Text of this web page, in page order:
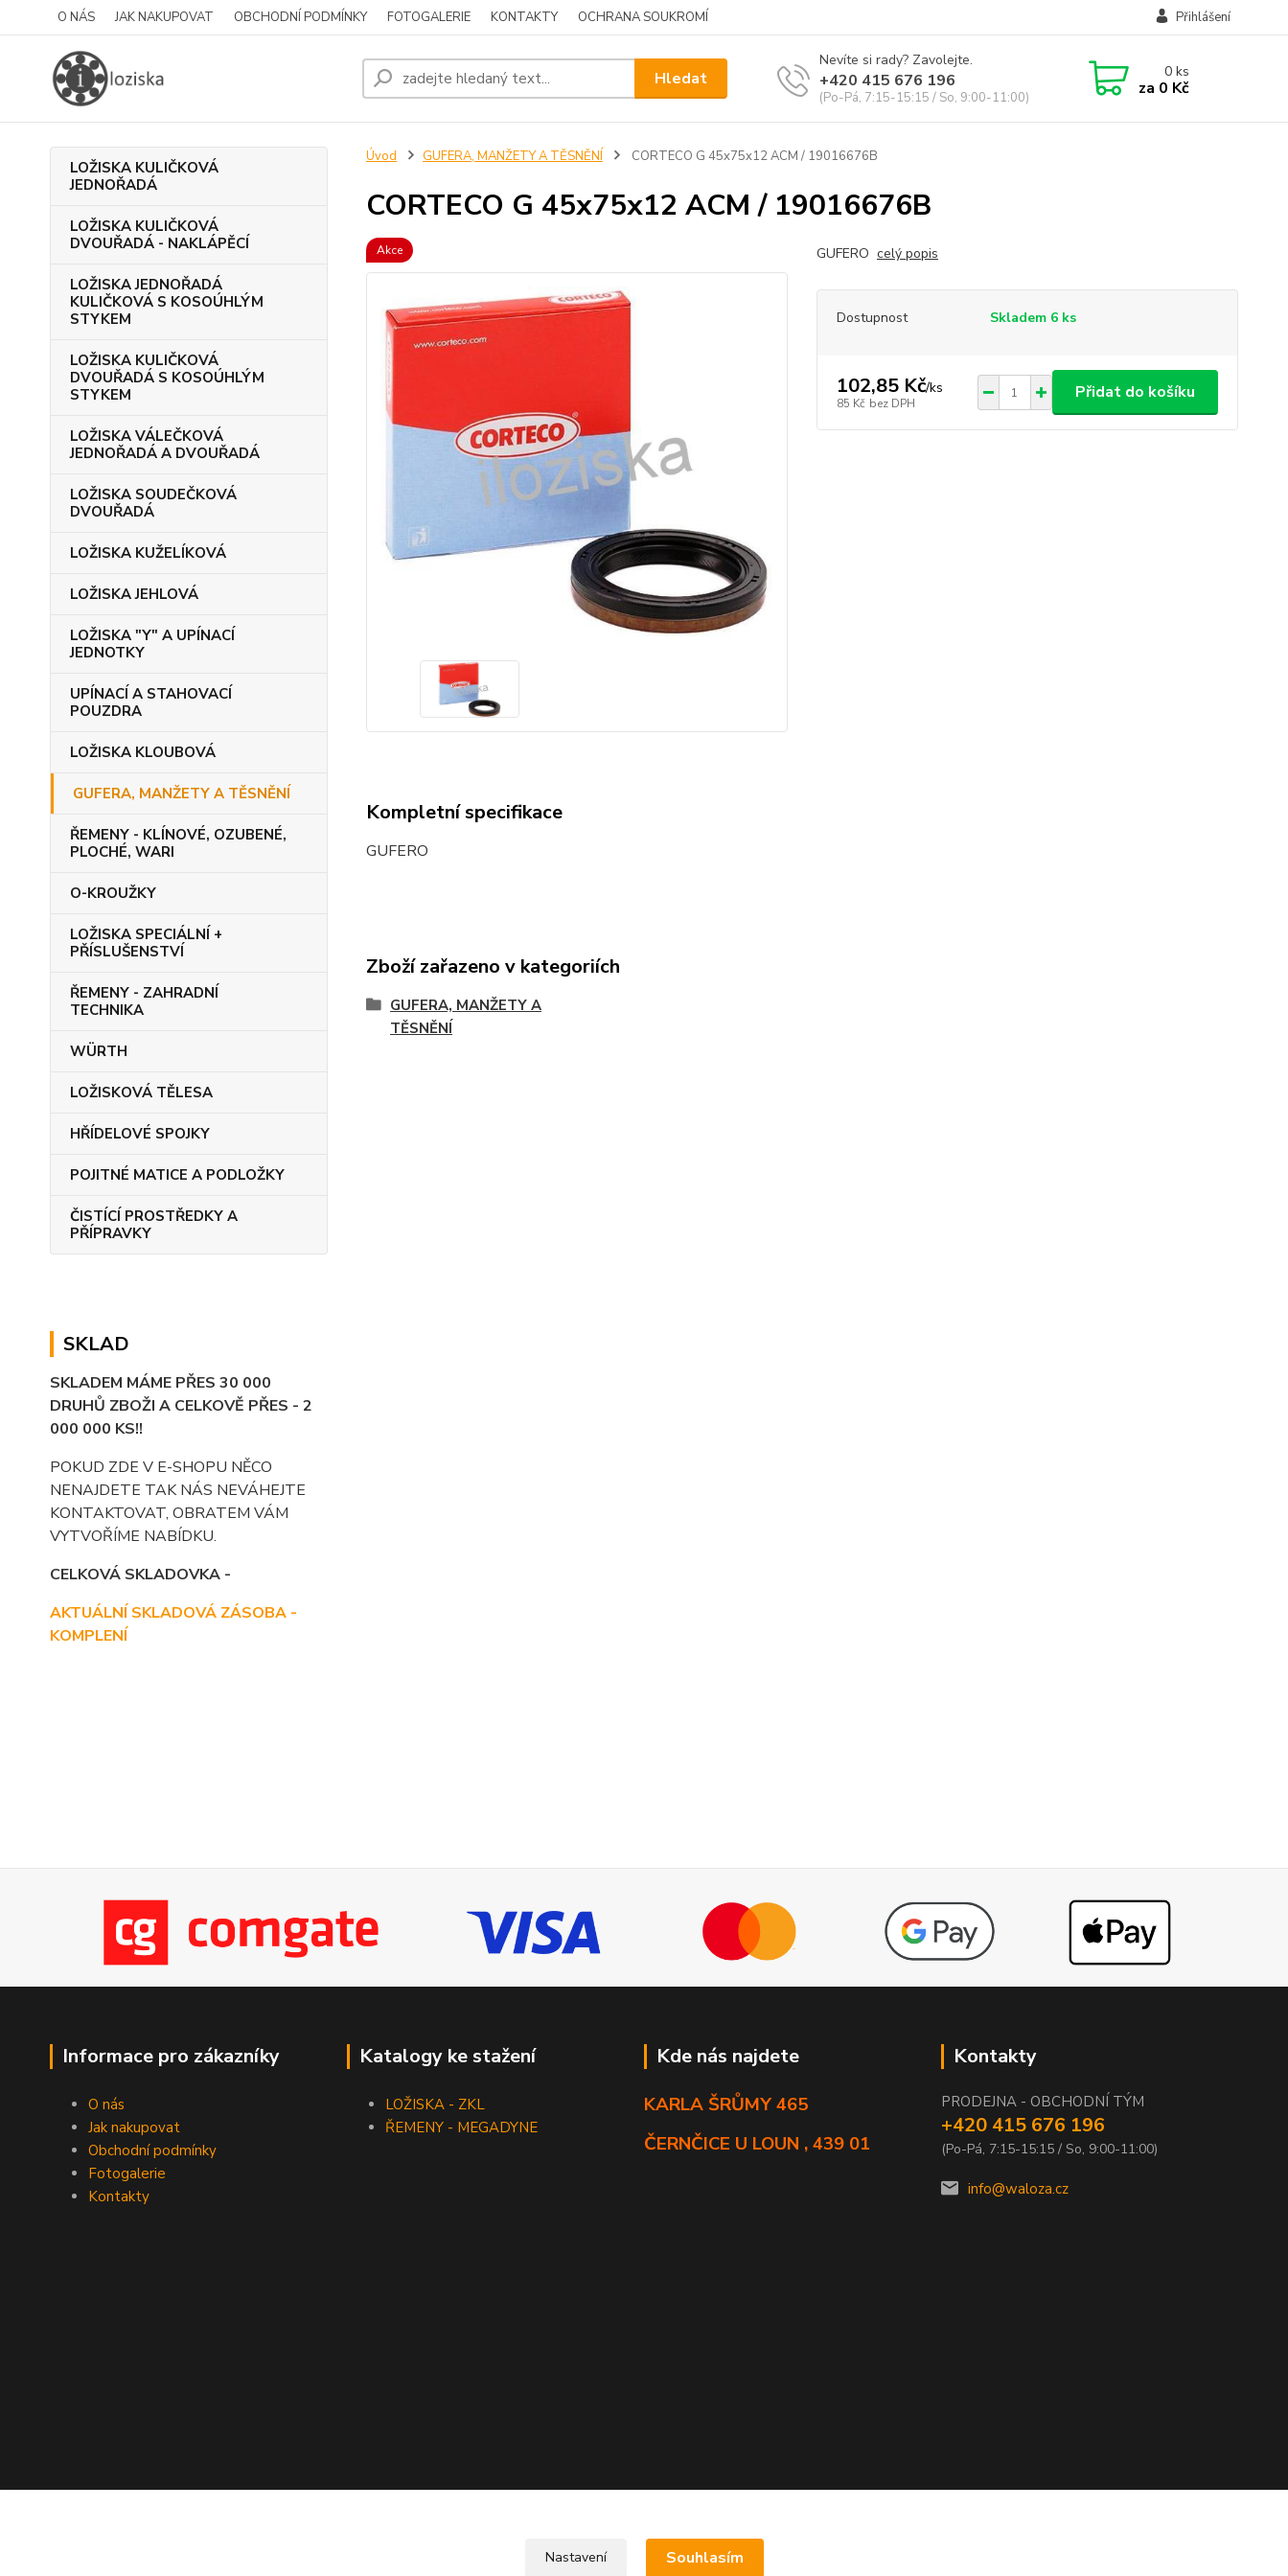
O NÁS JAK NAKUPOVAT OBCHODNÍ PODMÍNKY FOTOGALERIE KONTAKTY OCHRANA SOUKROMÍ Přihlášení
Hledat
Nevíte si rady? Zavolejte.
+420 415 676 196
(Po-Pá, 7:15-15:15 / So, 9:00-11:00)
0ks
za 0 Kč
LOŽISKA KULIČKOVÁ
JEDNOŘADÁ
LOŽISKA KULIČKOVÁ
DVOUŘADÁ - NAKLÁPĚCÍ
LOŽISKA JEDNOŘADÁ
KULIČKOVÁ S KOSOÚHLÝM
STYKEM
LOŽISKA KULIČKOVÁ
DVOUŘADÁ S KOSOÚHLÝM
STYKEM
LOŽISKA VÁLEČKOVÁ
JEDNOŘADÁ A DVOUŘADÁ
LOŽISKA SOUDEČKOVÁ
DVOUŘADÁ
LOŽISKA KUŽELÍKOVÁ
LOŽISKA JEHLOVÁ
LOŽISKA "Y" A UPÍNACÍ
JEDNOTKY
UPÍNACÍ A STAHOVACÍ
POUZDRA
LOŽISKA KLOUBOVÁ
GUFERA, MANŽETY A TĚSNĚNÍ
ŘEMENY - KLÍNOVÉ, OZUBENÉ,
PLOCHÉ, WARI
O-KROUŽKY
LOŽISKA SPECIÁLNÍ +
PŘÍSLUŠENSTVÍ
ŘEMENY - ZAHRADNÍ
TECHNIKA
WÜRTH
LOŽISKOVÁ TĚLESA
HŘÍDELOVÉ SPOJKY
POJITNÉ MATICE A PODLOŽKY
ČISTÍCÍ PROSTŘEDKY A
PŘÍPRAVKY
SKLAD
SKLADEM MÁME PŘES 30 000
DRUHŮ ZBOŽI A CELKOVĚ PŘES - 2
000 000 KS!!
POKUD ZDE V E-SHOPU NĚCO
NENAJDETE TAK NÁS NEVÁHEJTE
KONTAKTOVAT, OBRATEM VÁM
VYTVOŘÍME NABÍDKU.
CELKOVÁ SKLADOVKA -
AKTUÁLNÍ SKLADOVÁ ZÁSOBA -
KOMPLENÍ
Úvod GUFERA, MANŽETY A TĚSNĚNÍ CORTECO G 45x75x12 ACM / 19016676B
CORTECO G 45x75x12 ACM / 19016676B
Akce GUFERO celý popis
Dostupnost Skladem 6 ks
102,85 Kč/ks
85 Kč bez DPH
Přidat do košíku
Kompletní specifikace
GUFERO
Zboží zařazeno v kategoriích
GUFERA, MANŽETY A
TĚSNĚNÍ
Informace pro zákazníky
O nás
Jak nakupovat
Obchodní podmínky
Fotogalerie
Kontakty
Katalogy ke stažení
LOŽISKA - ZKL
ŘEMENY - MEGADYNE
Kde nás najdete
KARLA ŠRŮMY 465
ČERNČICE U LOUN , 439 01
Kontakty
PRODEJNA - OBCHODNÍ TÝM
+420 415 676 196
(Po-Pá, 7:15-15:15 / So, 9:00-11:00)
info@waloza.cz
Nastavení Souhlasím